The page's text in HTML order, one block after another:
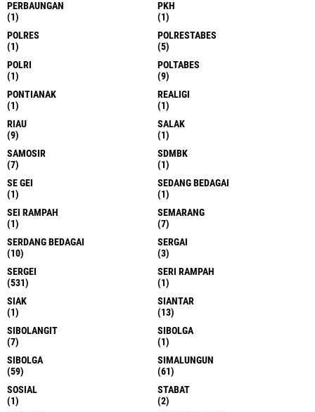
PERBAUNGAN
(1)
PKH
(1)
POLRES
(1)
POLRESTABES
(5)
POLRI
(1)
POLTABES
(9)
PONTIANAK
(1)
REALIGI
(1)
RIAU
(9)
SALAK
(1)
SAMOSIR
(7)
SDMBK
(1)
SE GEI
(1)
SEDANG BEDAGAI
(1)
SEI RAMPAH
(1)
SEMARANG
(7)
SERDANG BEDAGAI
(10)
SERGAI
(3)
SERGEI
(531)
SERI RAMPAH
(1)
SIAK
(1)
SIANTAR
(13)
SIBOLANGIT
(7)
SIBOLGA
(1)
SIBOLGA
(59)
SIMALUNGUN
(61)
SOSIAL
(1)
STABAT
(2)